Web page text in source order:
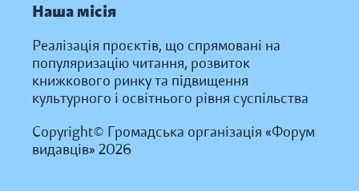
Наша місія
Реалізація проєктів, що спрямовані на
популяризацію читання, розвиток
книжкового ринку та підвищення
культурного і освітнього рівня суспільства
Copyright© Громадська організація «Форум
видавців» 2026